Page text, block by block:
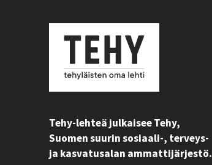
Tehy-lehteä julkaisee Tehy,
Suomen suurin sosiaali-, terveys-
ja kasvatusalan ammattijärjestö.